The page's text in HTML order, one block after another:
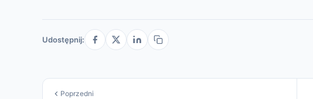
Udostępnij:
Poprzedni